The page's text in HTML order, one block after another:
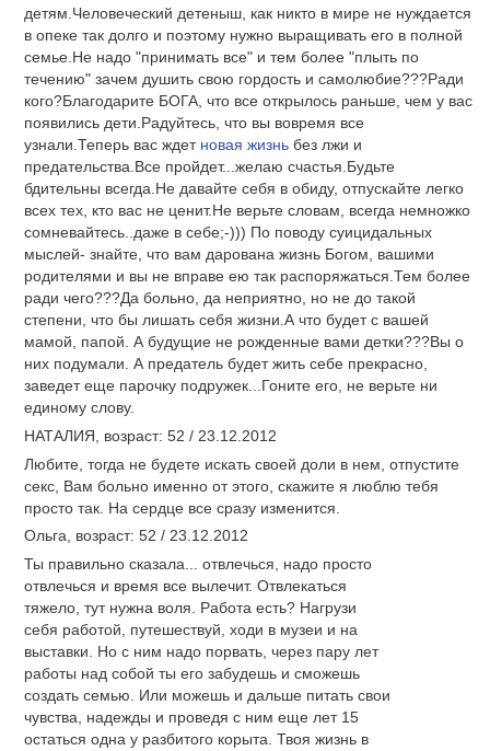
детям.Человеческий детеныш, как никто в мире не нуждается
в опеке так долго и поэтому нужно выращивать его в полной
семье.Не надо "принимать все" и тем более "плыть по
течению" зачем душить свою гордость и самолюбие???Ради
кого?Благодарите БОГА, что все открылось раньше, чем у вас
появились дети.Радуйтесь, что вы вовремя все
узнали.Теперь вас ждет новая жизнь без лжи и
предательства.Все пройдет...желаю счастья.Будьте
бдительны всегда.Не давайте себя в обиду, отпускайте легко
всех тех, кто вас не ценит.Не верьте словам, всегда немножко
сомневайтесь..даже в себе;-))) По поводу суицидальных
мыслей- знайте, что вам дарована жизнь Богом, вашими
родителями и вы не вправе ею так распоряжаться.Тем более
ради чего???Да больно, да неприятно, но не до такой
степени, что бы лишать себя жизни.А что будет с вашей
мамой, папой. А будущие не рожденные вами детки???Вы о
них подумали. А предатель будет жить себе прекрасно,
заведет еще парочку подружек...Гоните его, не верьте ни
единому слову.
НАТАЛИЯ, возраст: 52 / 23.12.2012
Любите, тогда не будете искать своей доли в нем, отпустите
секс, Вам больно именно от этого, скажите я люблю тебя
просто так. На сердце все сразу изменится.
Ольга, возраст: 52 / 23.12.2012
Ты правильно сказала... отвлечься, надо просто
отвлечься и время все вылечит. Отвлекаться
тяжело, тут нужна воля. Работа есть? Нагрузи
себя работой, путешествуй, ходи в музеи и на
выставки. Но с ним надо порвать, через пару лет
работы над собой ты его забудешь и сможешь
создать семью. Или можешь и дальше питать свои
чувства, надежды и проведя с ним еще лет 15
остаться одна у разбитого корыта. Твоя жизнь в